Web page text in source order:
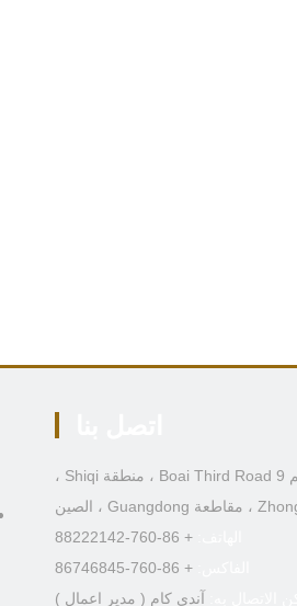
306 ، المبنى 4 ، رقم 9 Boai Third Road ، منطقة Shiqi ،
+ 86-760-88222142
+ 86-760-86746845
آندي كام ( مدير اعمال )